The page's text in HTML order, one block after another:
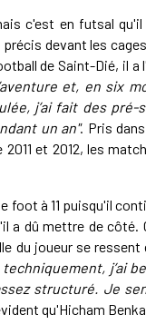
c'est en futsal
devant les
de Saint-Dié, il
et, en six
j’ai fait des
un an". Pris
et 2012, les
foot à 11 puisqu'il
a dû mettre de côté.
du joueur se ressent
j’ai
structuré. Je
qu'Hicham